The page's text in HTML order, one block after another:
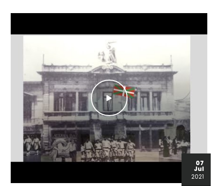
07
Jul
2021